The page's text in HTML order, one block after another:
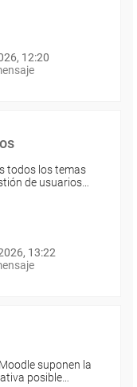
12:20
todos los temas
de usuarios…
13:22
suponen la
posible…